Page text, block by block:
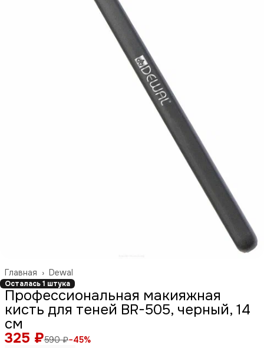
Dewal
Главная ›
Осталась 1 штука
Профессиональная макияжная
кисть для теней BR-505, черный, 14
см
325 ₽590 ₽−45%